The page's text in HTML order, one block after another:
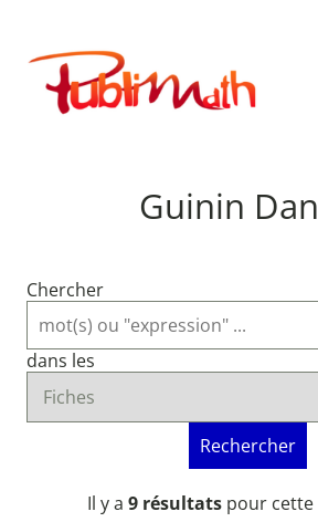
contenu
Publimath
Guinin
Chercher
dans les
Rechercher
Il y a 9 résultats pour cette